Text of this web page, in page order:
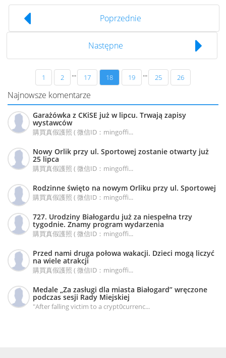
Poprzednie
Następne
1 2 ... 17 18 19 ... 25 26
Najnowsze komentarze
Garażówka z CKiSE już w lipcu. Trwają zapisy
wystawców
購買真假護照 ( 微信ID：mingoffi...
Nowy Orlik przy ul. Sportowej zostanie otwarty już
25 lipca
購買真假護照 ( 微信ID：mingoffi...
Rodzinne święto na nowym Orliku przy ul. Sportowej
購買真假護照 ( 微信ID：mingoffi...
727. Urodziny Białogardu już za niespełna trzy
tygodnie. Znamy program wydarzenia
購買真假護照 ( 微信ID：mingoffi...
Przed nami druga połowa wakacji. Dzieci mogą liczyć
na wiele atrakcji
購買真假護照 ( 微信ID：mingoffi...
Medale „Za zasługi dla miasta Białogard” wręczone
podczas sesji Rady Miejskiej
"After falling victim to a crypt0currenc...